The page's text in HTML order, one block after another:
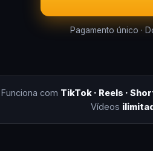
Pagamento único ·
Funciona com TikTok · Reels ·
Vídeos